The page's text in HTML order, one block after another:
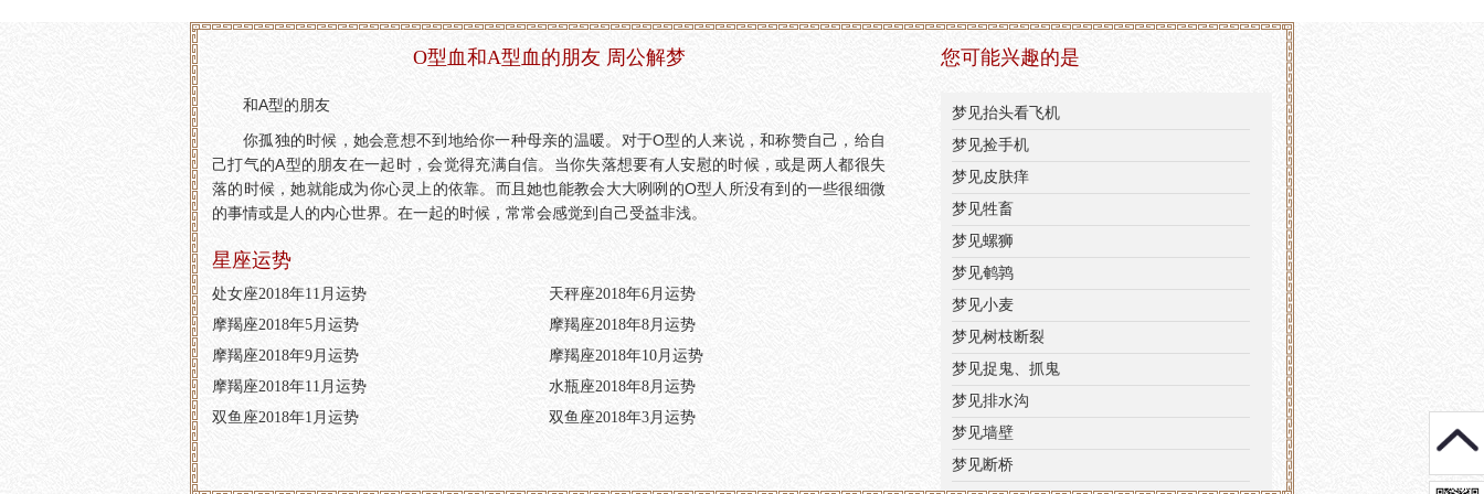
O型血和A型血的朋友 周公解梦
和A型的朋友
你孤独的时候，她会意想不到地给你一种母亲的温暖。对于O型的人来说，和称赞自己，给自
己打气的A型的朋友在一起时，会觉得充满自信。当你失落想要有人安慰的时候，或是两人都很失
落的时候，她就能成为你心灵上的依靠。而且她也能教会大大咧咧的O型人所没有到的一些很细微
的事情或是人的内心世界。在一起的时候，常常会感觉到自己受益非浅。
星座运势
处女座2018年11月运势
天秤座2018年6月运势
摩羯座2018年5月运势
摩羯座2018年8月运势
摩羯座2018年9月运势
摩羯座2018年10月运势
摩羯座2018年11月运势
水瓶座2018年8月运势
双鱼座2018年1月运势
双鱼座2018年3月运势
您可能兴趣的是
梦见抬头看飞机
梦见捡手机
梦见皮肤痒
梦见牲畜
梦见螺狮
梦见鹌鹑
梦见小麦
梦见树枝断裂
梦见捉鬼、抓鬼
梦见排水沟
梦见墙壁
梦见断桥